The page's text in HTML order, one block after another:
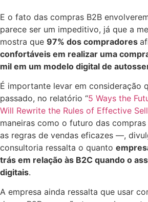
E o fato das compras B2B
parece ser um impeditivo, já que a
mostra que 97% dos compradores
confortáveis em realizar uma
mil em um modelo digital de
É importante levar em consideração
passado, no relatório “5 Ways the
Will Rewrite the Rules of Effective
maneiras como o futuro das
as regras de vendas eficazes —,
consultoria ressalta o quanto
trás em relação às B2C quando o
digitais.
A empresa ainda ressalta que usar